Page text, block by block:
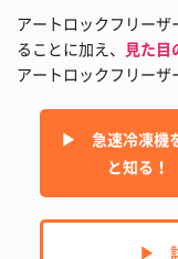
アートロックフリーザ
ることに加え、 見た目
アートロックフリーザ
▶︎ 急速冷凍機
と知る！
▶︎ 詳